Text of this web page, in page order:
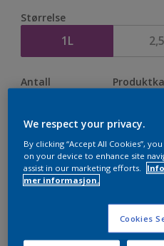
Størrelse
1L
Antall
Finn en
We respect your privacy.
By clicking “Accept All Cookies”,
on your device to enhance site
assist in our marketing efforts.
mer informasjon.
Cookies